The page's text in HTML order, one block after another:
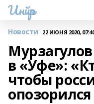
Инйәр
Новости 22 ИЮНЯ 2020,
в «Уфе»:
чтобы